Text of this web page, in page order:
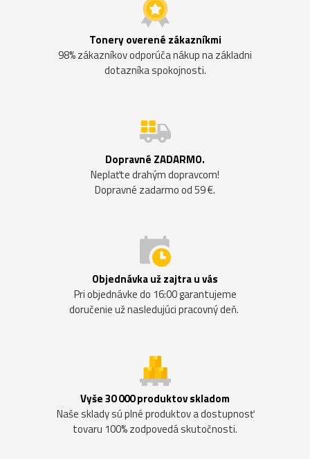
Tonery overené zákazníkmi
98% zákazníkov odporúča nákup na základni
dotazníka spokojnosti.
Dopravné ZADARMO.
Neplaťte drahým dopravcom!
Dopravné zadarmo od 59 €.
Objednávka už zajtra u vás
Pri objednávke do 16:00 garantujeme
doručenie už nasledujúci pracovný deň.
Vyše 30 000 produktov skladom
Naše sklady sú plné produktov a dostupnosť
tovaru 100% zodpovedá skutočnosti.